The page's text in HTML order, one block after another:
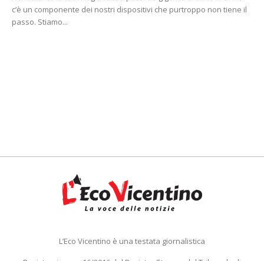
c’è un componente dei nostri dispositivi che purtroppo non tiene il
passo. Stiamo...
L’Eco Vicentino è una testata giornalistica